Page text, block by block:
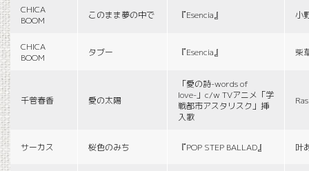
CHICA
BOOM
このまま夢の中で 『Esencia』 小
CHICA
BOOM
タブー 『Esencia』 柴
千菅春香 愛の太陽
「愛の詩-words of
love-」c/w TVアニメ「学
戦都市アスタリスク」挿
入歌
サーカス 桜色のみち 『POP STEP BALLAD』 叶